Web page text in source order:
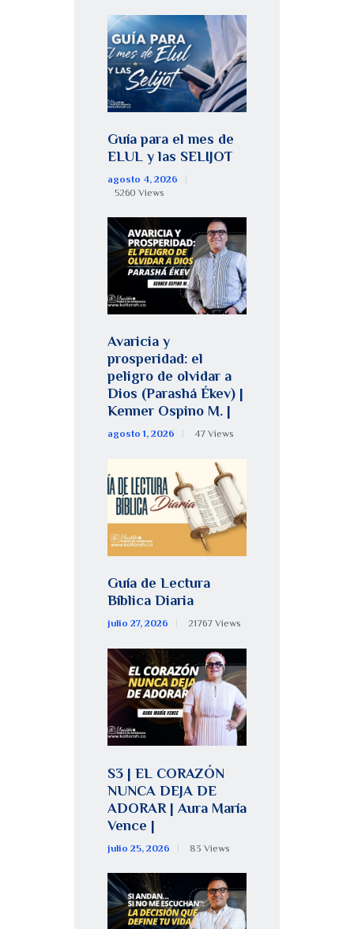
Guía para el mes de
ELUL y las SELIJOT
agosto 4, 2026
5260 Views
Avaricia y
prosperidad: el
peligro de olvidar a
Dios (Parashá Ékev) |
Kenner Ospino M. |
agosto 1, 2026 47 Views
Guía de Lectura
Bíblica Diaria
julio 27, 2026 21767 Views
S3 | EL CORAZÓN
NUNCA DEJA DE
ADORAR | Aura María
Vence |
julio 25, 2026 83 Views